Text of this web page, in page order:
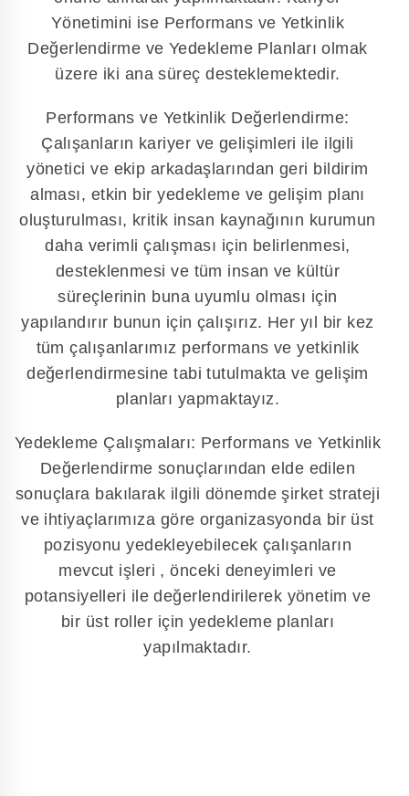
Yönetimini ise Performans ve Yetkinlik
Değerlendirme ve Yedekleme Planları olmak
üzere iki ana süreç desteklemektedir.
Performans ve Yetkinlik Değerlendirme:
Çalışanların kariyer ve gelişimleri ile ilgili
yönetici ve ekip arkadaşlarından geri bildirim
alması, etkin bir yedekleme ve gelişim planı
oluşturulması, kritik insan kaynağının kurumun
daha verimli çalışması için belirlenmesi,
desteklenmesi ve tüm insan ve kültür
süreçlerinin buna uyumlu olması için
yapılandırır bunun için çalışırız. Her yıl bir kez
tüm çalışanlarımız performans ve yetkinlik
değerlendirmesine tabi tutulmakta ve gelişim
planları yapmaktayız.
Yedekleme Çalışmaları: Performans ve Yetkinlik
Değerlendirme sonuçlarından elde edilen
sonuçlara bakılarak ilgili dönemde şirket strateji
ve ihtiyaçlarımıza göre organizasyonda bir üst
pozisyonu yedekleyebilecek çalışanların
mevcut işleri , önceki deneyimleri ve
potansiyelleri ile değerlendirilerek yönetim ve
bir üst roller için yedekleme planları
yapılmaktadır.